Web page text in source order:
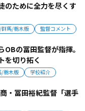
のために全力を尽くす
馬/栃木版 監督コメント
の冨田監督が指揮。
を切り拓く
/栃木版 学校紹介
・冨田裕紀監督「選手